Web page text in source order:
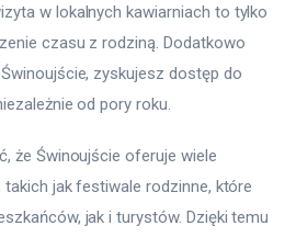
w lokalnych kawiarniach to tylko
czasu z rodziną. Dodatkowo
zyskujesz dostęp do
od pory roku.
że Świnoujście oferuje wiele
jak festiwale rodzinne, które
jak i turystów. Dzięki temu